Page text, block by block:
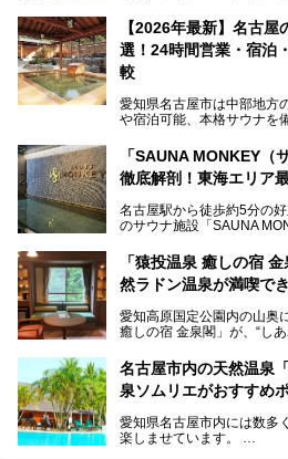
この地で30年にわたり愛
地元住民をはじめオープン
ないでしょうか。
老朽化した設備の補修を機
ってきたというだけあって
以前の4倍に拡張したとい
容の巨大なスタジアムサウ
までまるごと楽しめる施
今回は、全面リニューアル
【2026年最新】名古
選！24時間営業・宿泊
較
愛知県名古屋市は中部地方
や宿泊可能、本格サウナを
そのため、「日々の仕事の
い」「休日に時間を忘れて
くある点が魅力です！
お好みの温泉施設を見つけ
「SAUNA MONKEY（
徹底解剖！東海エリア
名古屋駅から徒歩約5分の
のサウナ施設「SAUNA
「名古屋駅周辺ってサウナ
にするだけあり、アクセ
今回は普段は男性専用とな
さっそく取材してきました
「猿投温泉 癒しの宿
然ラドン温泉が満喫で
愛知高原国定公園内の山奥
癒しの宿 金泉閣」が、“し
天然ラドン温泉が堪能でき
室、地元の食材と温泉水
ご紹介します。
名古屋市内の天然温泉
泉ソムリエがおすすめ
愛知県名古屋市内には数多
楽しませています。